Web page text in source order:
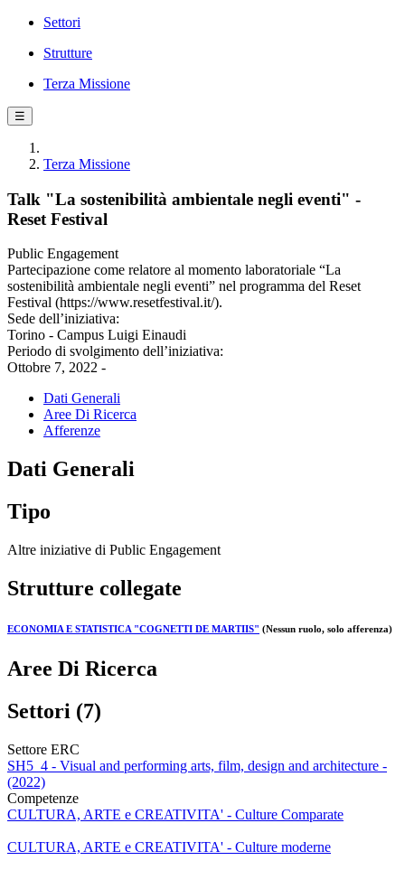
Settori
Strutture
Terza Missione
☰
Terza Missione
Talk "La sostenibilità ambientale negli eventi" -
Reset Festival
Public Engagement
Partecipazione come relatore al momento laboratoriale “La
sostenibilità ambientale negli eventi” nel programma del Reset
Festival (https://www.resetfestival.it/).
Sede dell’iniziativa:
Torino - Campus Luigi Einaudi
Periodo di svolgimento dell’iniziativa:
Ottobre 7, 2022 -
Dati Generali
Aree Di Ricerca
Afferenze
Dati Generali
Tipo
Altre iniziative di Public Engagement
Strutture collegate
ECONOMIA E STATISTICA "COGNETTI DE MARTIIS" (Nessun ruolo, solo afferenza)
Aree Di Ricerca
Settori (7)
Settore ERC
SH5_4 - Visual and performing arts, film, design and architecture -
(2022)
Competenze
CULTURA, ARTE e CREATIVITA' - Culture Comparate
CULTURA, ARTE e CREATIVITA' - Culture moderne